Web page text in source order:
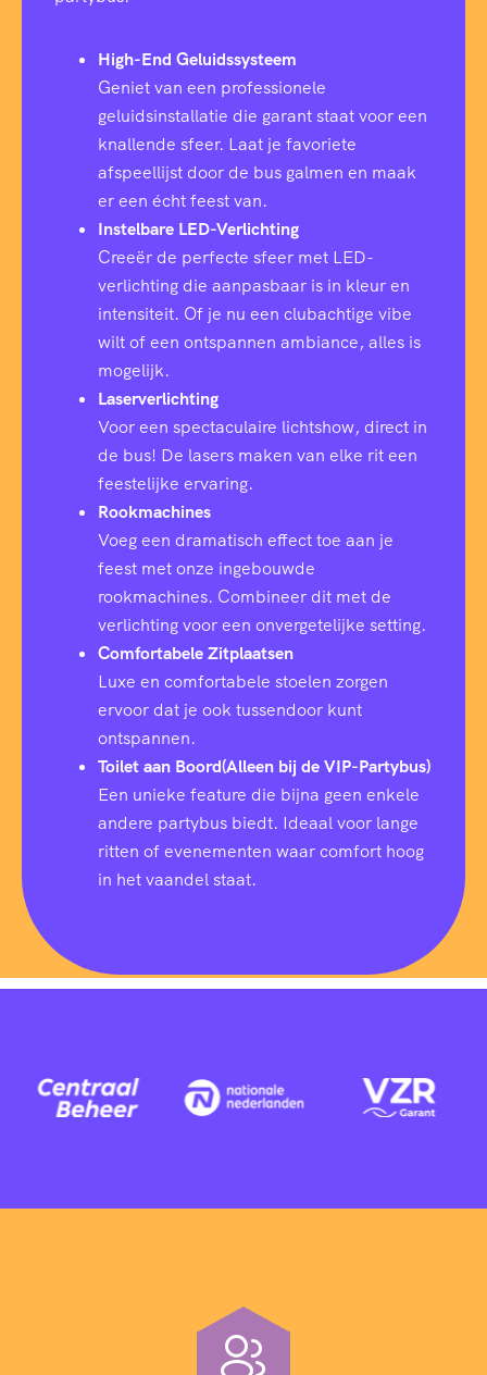
High-End Geluidssysteem
Geniet van een professionele
geluidsinstallatie die garant staat voor een
knallende sfeer. Laat je favoriete
afspeellijst door de bus galmen en maak
er een écht feest van.
Instelbare LED-Verlichting
Creeër de perfecte sfeer met LED-
verlichting die aanpasbaar is in kleur en
intensiteit. Of je nu een clubachtige vibe
wilt of een ontspannen ambiance, alles is
mogelijk.
Laserverlichting
Voor een spectaculaire lichtshow, direct in
de bus! De lasers maken van elke rit een
feestelijke ervaring.
Rookmachines
Voeg een dramatisch effect toe aan je
feest met onze ingebouwde
rookmachines. Combineer dit met de
verlichting voor een onvergetelijke setting.
Comfortabele Zitplaatsen
Luxe en comfortabele stoelen zorgen
ervoor dat je ook tussendoor kunt
ontspannen.
Toilet aan Boord(Alleen bij de VIP-Partybus)
Een unieke feature die bijna geen enkele
andere partybus biedt. Ideaal voor lange
ritten of evenementen waar comfort hoog
in het vaandel staat.